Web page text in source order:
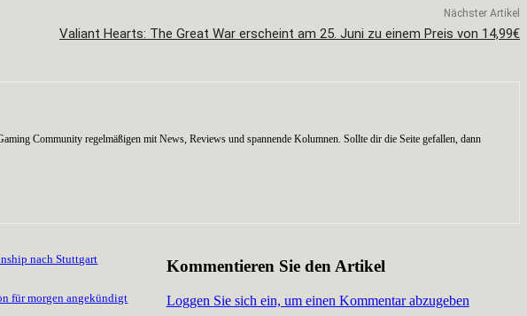
Nächster Artikel
Valiant Hearts: The Great War erscheint am 25. Juni zu einem Preis von 14,99€
Community regelmäßigen mit News, Reviews und spannende Kolumnen. Sollte dir die Seite gefallen, dann
nach Stuttgart
für morgen angekündigt
Kommentieren Sie den Artikel
Loggen Sie sich ein, um einen Kommentar abzugeben